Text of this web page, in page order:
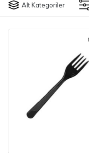
Alt Kategoriler